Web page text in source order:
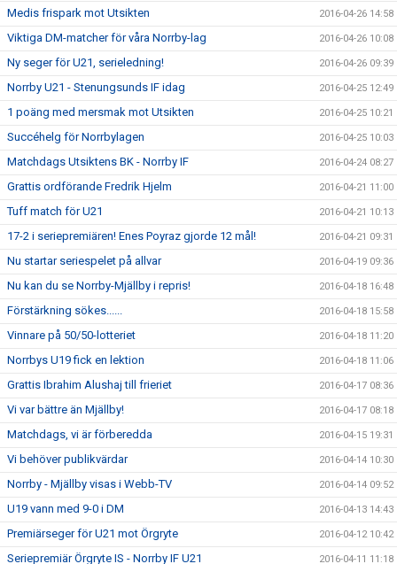
Medis frispark mot Utsikten 2016-04-26 14:58
Viktiga DM-matcher för våra Norrby-lag 2016-04-26 10:08
Ny seger för U21, serieledning! 2016-04-26 09:39
Norrby U21 - Stenungsunds IF idag 2016-04-25 12:49
1 poäng med mersmak mot Utsikten 2016-04-25 10:21
Succéhelg för Norrbylagen 2016-04-25 10:03
Matchdags Utsiktens BK - Norrby IF 2016-04-24 08:27
Grattis ordförande Fredrik Hjelm 2016-04-21 11:00
Tuff match för U21 2016-04-21 10:13
17-2 i seriepremiären! Enes Poyraz gjorde 12 mål! 2016-04-21 09:31
Nu startar seriespelet på allvar 2016-04-19 09:36
Nu kan du se Norrby-Mjällby i repris! 2016-04-18 16:48
Förstärkning sökes...... 2016-04-18 15:58
Vinnare på 50/50-lotteriet 2016-04-18 11:20
Norrbys U19 fick en lektion 2016-04-18 11:06
Grattis Ibrahim Alushaj till frieriet 2016-04-17 08:36
Vi var bättre än Mjällby! 2016-04-17 08:18
Matchdags, vi är förberedda 2016-04-15 19:31
Vi behöver publikvärdar 2016-04-14 10:30
Norrby - Mjällby visas i Webb-TV 2016-04-14 09:52
U19 vann med 9-0 i DM 2016-04-13 14:43
Premiärseger för U21 mot Örgryte 2016-04-12 10:42
Seriepremiär Örgryte IS - Norrby IF U21 2016-04-11 11:18